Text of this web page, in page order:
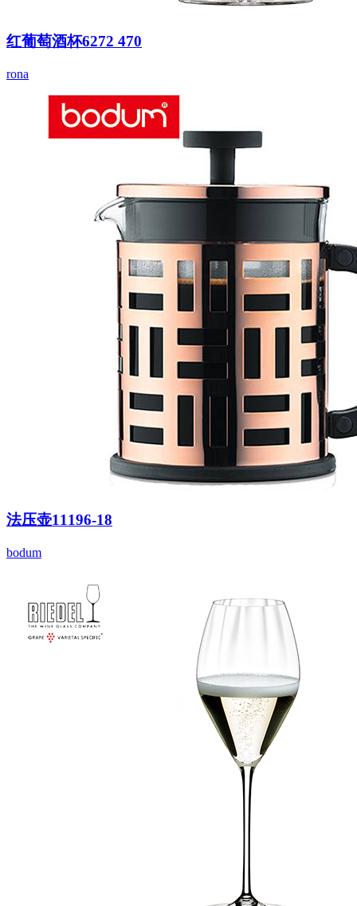
红葡萄酒杯6272 470
rona
法压壶11196-18
bodum